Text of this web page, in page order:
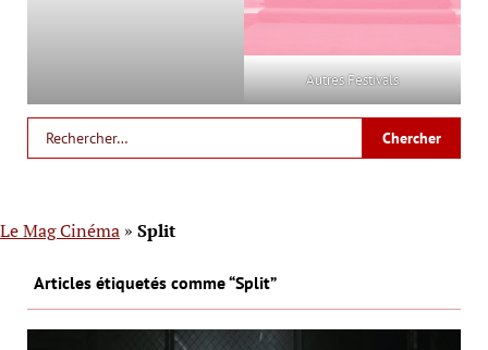
Autres Festivals
Le Mag Cinéma » Split
Articles étiquetés comme “Split”